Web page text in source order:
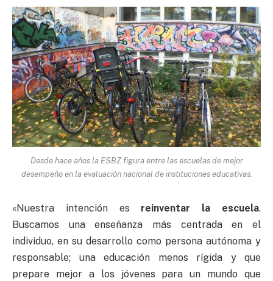
Desde hace años la ESBZ figura entre las escuelas de mejor
desempeño en la evaluación nacional de instituciones educativas.
«Nuestra intención es reinventar la escuela.
Buscamos una enseñanza más centrada en el
individuo, en su desarrollo como persona autónoma y
responsable; una educación menos rígida y que
prepare mejor a los jóvenes para un mundo que